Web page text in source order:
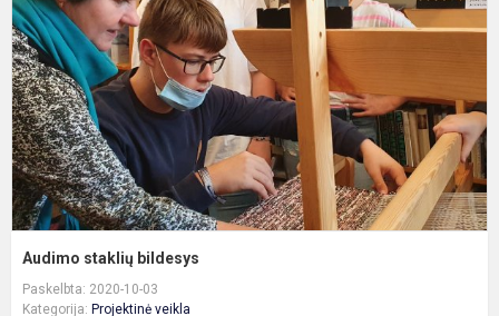
Audimo staklių bildesys
Paskelbta: 2020-10-03
Kategorija: Projektinė veikla